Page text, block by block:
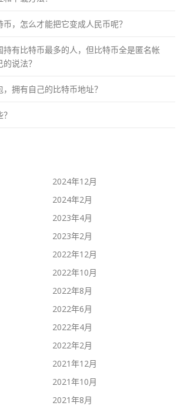
，怎么才能把它变成人民币呢？
持有比特币最多的人，但比特币全是匿名帐
说法？
拥有自己的比特币地址？
2024年12月
2024年2月
2023年4月
2023年2月
2022年12月
2022年10月
2022年8月
2022年6月
2022年4月
2022年2月
2021年12月
2021年10月
2021年8月